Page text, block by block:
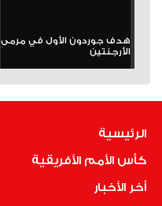
هدف جوردون الأول في مرمى
الأرجنتين
الرئيسية
كأس الأمم الأفريقية
أخر الأخبار